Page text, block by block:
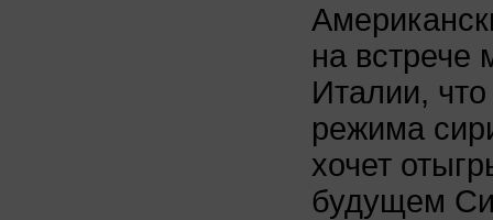
на встрече
Италии,
режима
хочет
будущем